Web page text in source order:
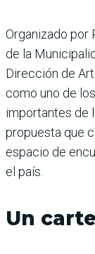
Organizado por
de la
Dirección de
como uno de
importantes de
propuesta que
espacio de
el país.
Un